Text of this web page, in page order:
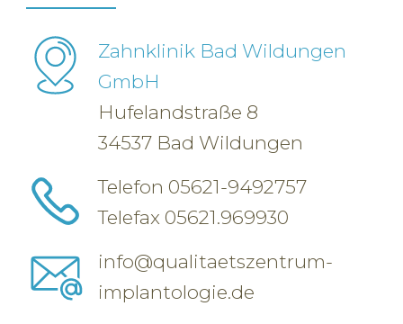
Zahnklinik Bad Wildungen
GmbH
Hufelandstraße 8
34537 Bad Wildungen
Telefon 05621-9492757
Telefax 05621.969930
info@qualitaetszentrum-
implantologie.de